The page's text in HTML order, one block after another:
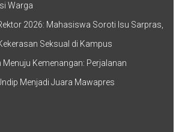
Warga
2026: Mahasiswa Soroti Isu Sarpras,
Seksual di Kampus
Menuju Kemenangan: Perjalanan
Menjadi Juara Mawapres